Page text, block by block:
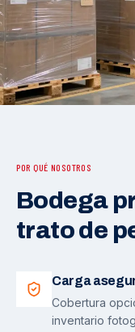
POR QUÉ NOSOTROS
Bodega
trato de
Carga
Cobertura
inventario